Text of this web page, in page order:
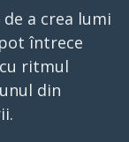
a crea lumi
întrece
ritmul
din